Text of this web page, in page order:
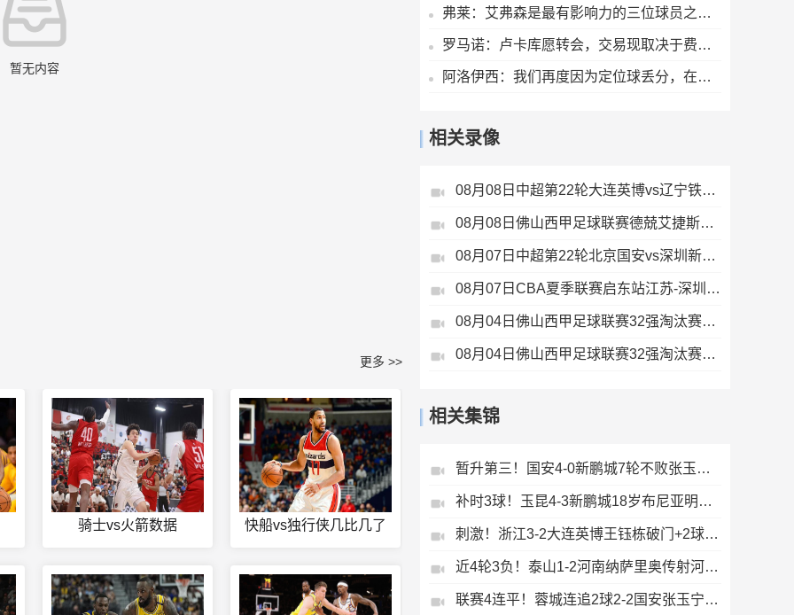
暂无内容
更多 >>
骑士vs火箭数据 快船vs独行侠几比几了
弗莱：艾弗森是最有影响力的三位球员之一 但论生涯成就保罗出色
罗马诺：卢卡库愿转会，交易现取决于费内巴切的决定、球队间谈判
阿洛伊西：我们再度因为定位球丢分，在定位球防守上犯了一些错误
相关录像
08月08日中超第22轮大连英博vs辽宁铁人全场录像
08月08日佛山西甲足球联赛德兢艾捷斯VS白坭兴龙全场录像
08月07日中超第22轮北京国安vs深圳新鹏城全场录像
08月07日CBA夏季联赛启东站江苏-深圳全场录像
08月04日佛山西甲足球联赛32强淘汰赛广东西南建设VS香港圣徒全场录像
08月04日佛山西甲足球联赛32强淘汰赛贪玩游戏VS美的薪火全场录像
相关集锦
暂升第三！国安4-0新鹏城7轮不败张玉宁传射达万双响法比奥破门
补时3球！玉昆4-3新鹏城18岁布尼亚明传射侯永永乌龙卡约绝杀
刺激！浙江3-2大连英博王钰栋破门+2球被吹毛伟杰世界波难救主
近4轮3负！泰山1-2河南纳萨里奥传射河南终结17年客场不胜泰山
联赛4连平！蓉城连追2球2-2国安张玉宁双响韦世豪助攻索罗金绝平